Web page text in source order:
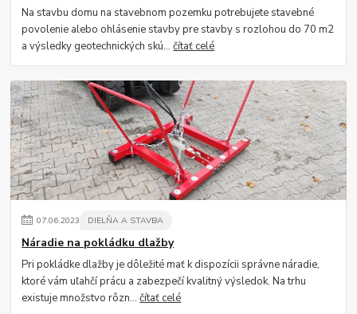
Na stavbu domu na stavebnom pozemku potrebujete stavebné
povolenie alebo ohlásenie stavby pre stavby s rozlohou do 70 m2
a výsledky geotechnických skú...čítať celé
07.06.2023 DIELŇA A STAVBA
Náradie na pokládku dlažby
Pri pokládke dlažby je dôležité mať k dispozícii správne náradie,
ktoré vám uľahčí prácu a zabezpečí kvalitný výsledok. Na trhu
existuje množstvo rôzn...čítať celé